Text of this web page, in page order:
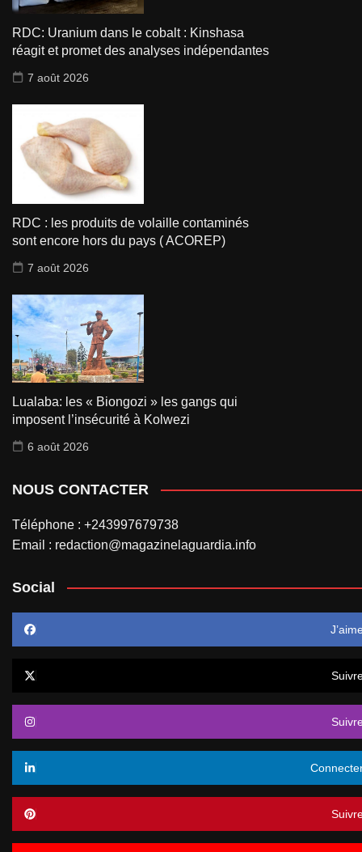
RDC: Uranium dans le cobalt : Kinshasa
réagit et promet des analyses indépendantes
7 août 2026
RDC : les produits de volaille contaminés
sont encore hors du pays ( ACOREP)
7 août 2026
Lualaba: les « Biongozi » les gangs qui
imposent l’insécurité à Kolwezi
6 août 2026
NOUS CONTACTER
Téléphone : +243997679738
Email : redaction@magazinelaguardia.info
Social